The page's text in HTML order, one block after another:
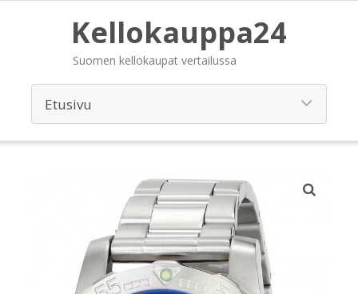
Kellokauppa24
Suomen kellokaupat vertailussa